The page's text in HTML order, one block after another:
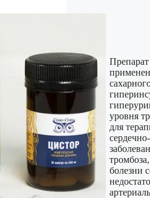
уровня
для
болезни